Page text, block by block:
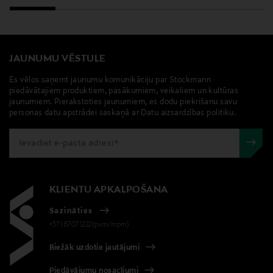
JAUNUMU VĒSTULE
Es vēlos saņemt jaunumu komunikāciju par Stockmann
piedāvātajiem produktiem, pasākumiem, veikaliem un kultūras
jaunumiem. Pierakstoties jaunumiem, es dodu piekrišanu savu
personas datu apstrādei saskaņā ar Datu aizsardzības politiku.
KLIENTU APKALPOŠANA
Sazināties
+371 67071222(pvm/mpm)
Biežāk uzdotie jautājumi
Piedāvājumu nosacījumi